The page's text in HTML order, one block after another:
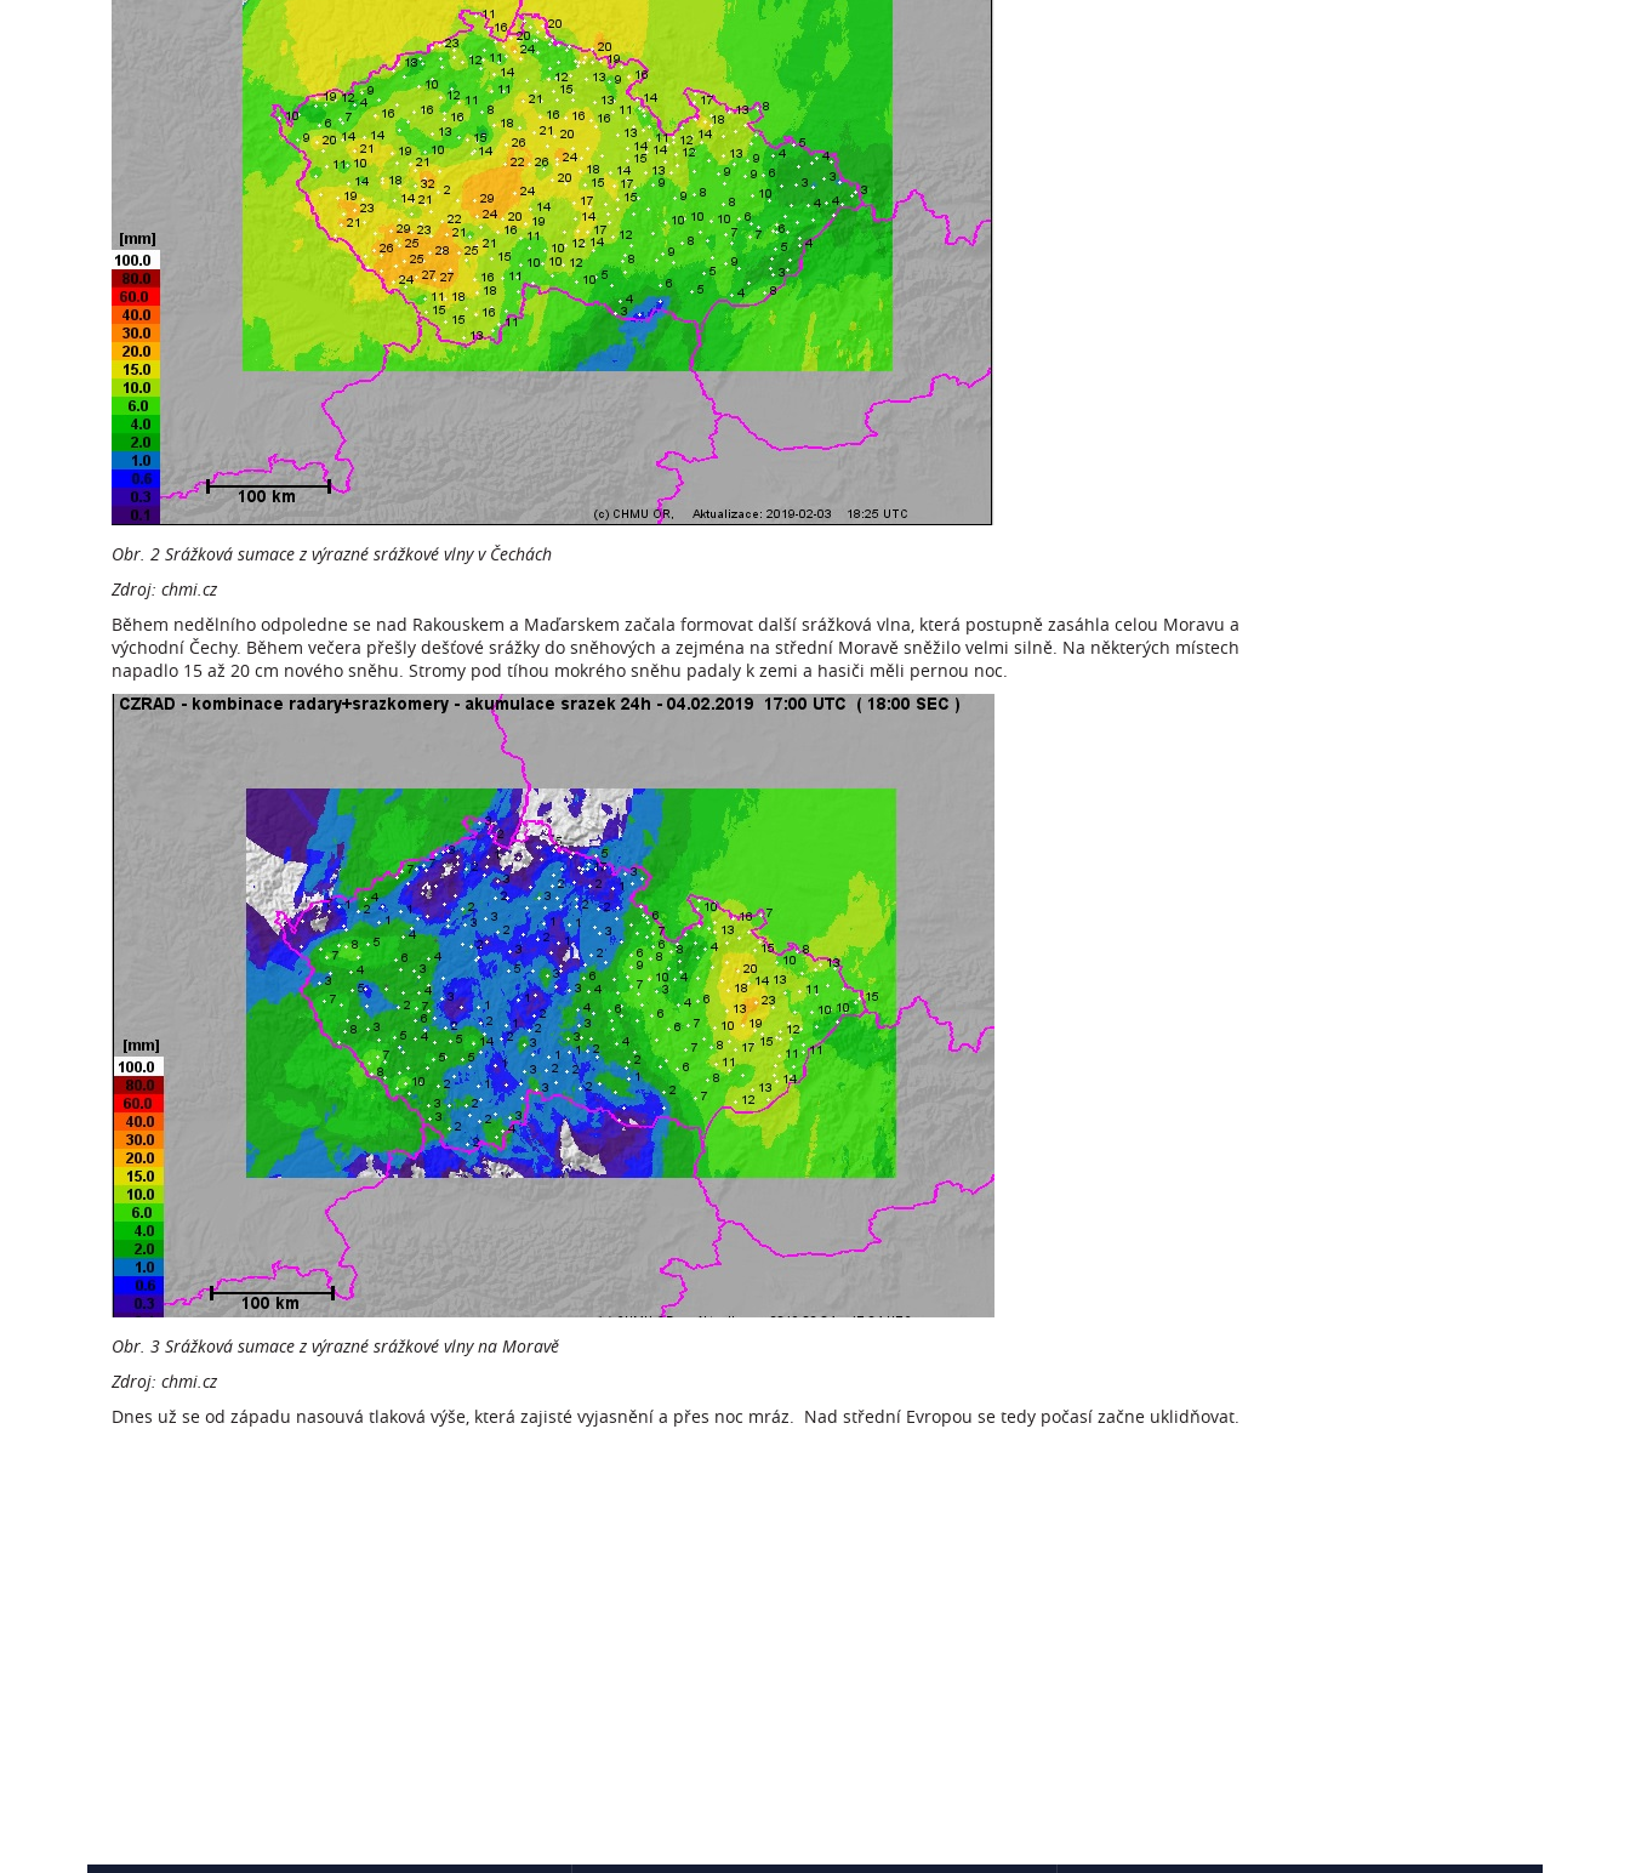
Obr. 2 Srážková sumace z výrazné srážkové vlny v Čechách
Zdroj: chmi.cz
Během nedělního odpoledne se nad Rakouskem a Maďarskem začala formovat další srážková vlna, která postupně zasáhla celou Moravu a
východní Čechy. Během večera přešly dešťové srážky do sněhových a zejména na střední Moravě sněžilo velmi silně. Na některých místech
napadlo 15 až 20 cm nového sněhu. Stromy pod tíhou mokrého sněhu padaly k zemi a hasiči měli pernou noc.
Obr. 3 Srážková sumace z výrazné srážkové vlny na Moravě
Zdroj: chmi.cz
Dnes už se od západu nasouvá tlaková výše, která zajisté vyjasnění a přes noc mráz. Nad střední Evropou se tedy počasí začne uklidňovat.